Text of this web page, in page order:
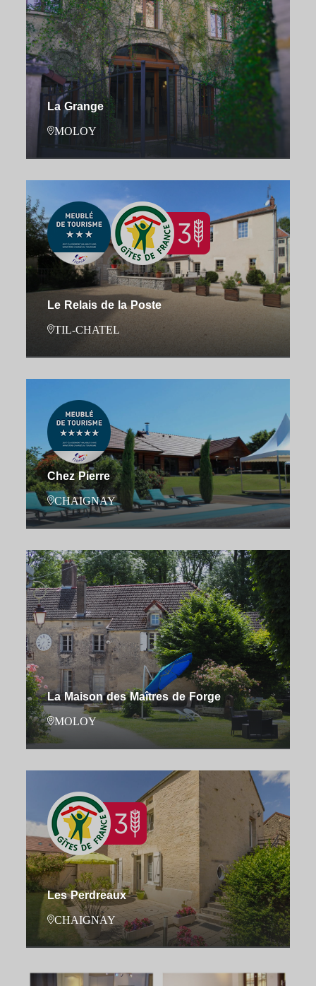
La Grange
MOLOY
Le Relais de la Poste
TIL-CHATEL
Chez Pierre
CHAIGNAY
La Maison des Maîtres de Forge
MOLOY
Les Perdreaux
CHAIGNAY